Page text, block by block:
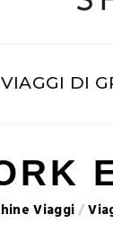
VIAGGI DI
Viaggi/